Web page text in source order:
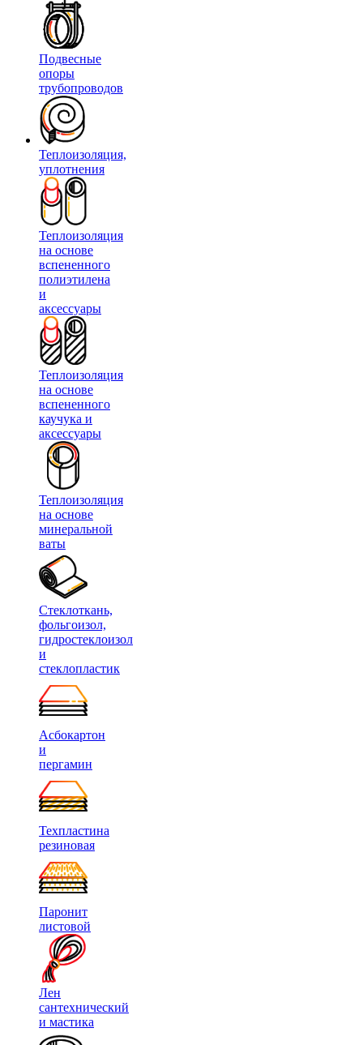
Подвесные
опоры
трубопроводов
Теплоизоляция,
уплотнения
Теплоизоляция
на основе
вспененного
полиэтилена
и
аксессуары
Теплоизоляция
на основе
вспененного
каучука и
аксессуары
Теплоизоляция
на основе
минеральной
ваты
Стеклоткань,
фольгоизол,
гидростеклоизол
и
стеклопластик
Асбокартон
и
пергамин
Техпластина
резиновая
Паронит
листовой
Лен
сантехнический
и мастика